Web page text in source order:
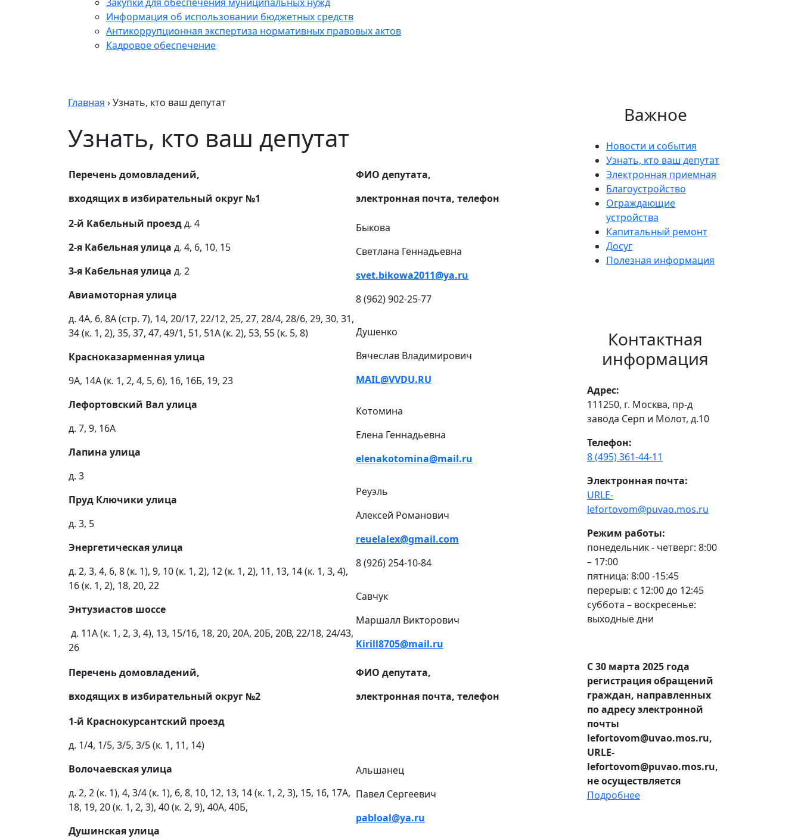
Информация об использовании бюджетных средств
Антикоррупционная экспертиза нормативных правовых актов
Кадровое обеспечение
Главная ›Узнать, кто ваш депутат
Узнать, кто ваш депутат
Перечень домовладений,
входящих в избирательный округ №1
ФИО депутата,
электронная почта, телефон
2-й Кабельный проездд. 4
2-я Кабельная улица д. 4, 6, 10, 15
3-я Кабельная улица д. 2
Авиамоторная улица
д. 4А, 6, 8А (стр. 7), 14, 20/17, 22/12, 25, 27, 28/4, 28/6, 29, 30, 31,
34 (к. 1, 2), 35, 37, 47, 49/1, 51, 51А (к. 2), 53, 55 (к. 5, 8)
Красноказарменная улица
9А, 14А (к. 1, 2, 4, 5, 6), 16, 16Б, 19, 23
Лефортовский Вал улица
д. 7, 9, 16А
Лапина улица
д. 3
Пруд Ключики улица
д. 3, 5
Энергетическая улица
д. 2, 3, 4, 6, 8 (к. 1), 9, 10 (к. 1, 2), 12 (к. 1, 2), 11, 13, 14 (к. 1, 3, 4),
16 (к. 1, 2), 18, 20, 22
Энтузиастов шоссе
д. 11А (к. 1, 2, 3, 4), 13, 15/16, 18, 20, 20А, 20Б, 20В, 22/18, 24/43,
26
Быкова
Светлана Геннадьевна
svet.bikowa2011@ya.ru
8 (962) 902-25-77
Душенко
Вячеслав Владимирович
MAIL@VVDU.RU
Котомина
Елена Геннадьевна
elenakotomina@mail.ru
Реуэль
Алексей Романович
reuelalex@gmail.com
8 (926) 254-10-84
Савчук
Маршалл Викторович
Kirill8705@mail.ru
Перечень домовладений,
входящих в избирательный округ №2
ФИО депутата,
электронная почта, телефон
1-й Краснокурсантский проезд
д. 1/4, 1/5, 3/5, 3/5 (к. 1, 11, 14)
Волочаевская улица
д. 2, 2 (к. 1), 4, 3/4 (к. 1), 6, 8, 10, 12, 13, 14 (к. 1, 2, 3), 15, 16, 17А,
18, 19, 20 (к. 1, 2, 3), 40 (к. 2, 9), 40А, 40Б,
Душинская улица
Альшанец
Павел Сергеевич
pabloal@ya.ru
Важное
Новости и события
Узнать, кто ваш депутат
Электронная приемная
Благоустройство
Ограждающие
устройства
Капитальный ремонт
Досуг
Полезная информация
Контактная
информация
Адрес:
111250, г. Москва, пр-д
завода Серп и Молот, д.10
Телефон:
8 (495) 361-44-11
Электронная почта:
URLE-
lefortovom@puvao.mos.ru
Режим работы:
понедельник - четверг: 8:00
– 17:00
пятница: 8:00 -15:45
перерыв: с 12:00 до 12:45
суббота – воскресенье:
выходные дни
С 30 марта 2025 года
регистрация обращений
граждан, направленных
по адресу электронной
почты
lefortovom@uvao.mos.ru,
URLE-
lefortovom@puvao.mos.ru,
не осуществляется
Подробнее